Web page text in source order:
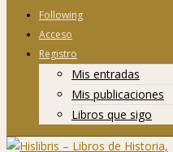
Following
Acceso
Registro
Mis entradas
Mis publicaciones
Libros que sigo